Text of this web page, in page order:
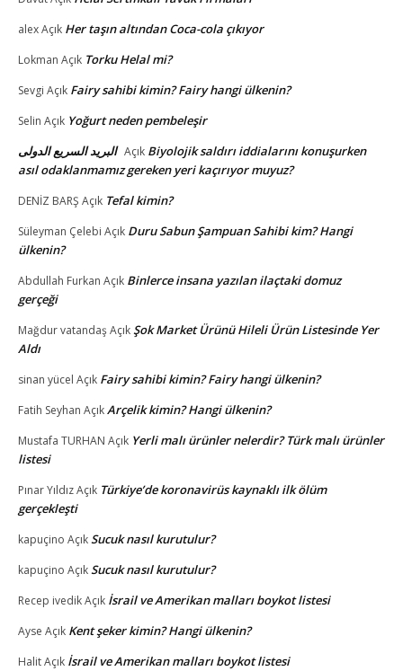
alexAçık Her taşın altından Coca-cola çıkıyor
Lokman Açık Torku Helal mi?
Sevgi Açık Fairy sahibi kimin? Fairy hangi ülkenin?
Selin Açık Yoğurt neden pembeleşir
البريد السريع الدولى Açık Biyolojik saldırı iddialarını konuşurken
asıl odaklanmamız gereken yeri kaçırıyor muyuz?
DENİZ BARŞ Açık Tefal kimin?
Süleyman Çelebi Açık Duru Sabun Şampuan Sahibi kim? Hangi
ülkenin?
Abdullah Furkan Açık Binlerce insana yazılan ilaçtaki domuz
gerçeği
Mağdur vatandaşAçıkŞok Market Ürünü Hileli Ürün Listesinde Yer
Aldı
sinan yücel Açık Fairy sahibi kimin? Fairy hangi ülkenin?
Fatih Seyhan AçıkArçelik kimin? Hangi ülkenin?
Mustafa TURHAN Açık Yerli malı ürünler nelerdir? Türk malı ürünler
listesi
Pınar YıldızAçık Türkiye’de koronavirüs kaynaklı ilk ölüm
gerçekleşti
kapuçino AçıkSucuk nasıl kurutulur?
kapuçino AçıkSucuk nasıl kurutulur?
Recep ivedikAçık İsrail ve Amerikan malları boykot listesi
Ayse Açık Kent şeker kimin? Hangi ülkenin?
HalitAçık İsrail ve Amerikan malları boykot listesi